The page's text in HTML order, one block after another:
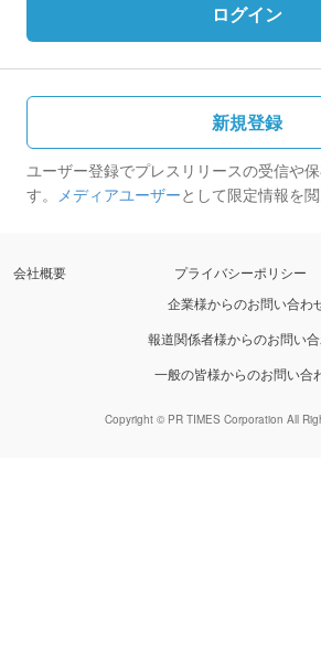
ログイン
新規登録
ユーザー登録でプレスリリースの受信や
す。 メディアユーザーとして限定情報を閲
会社概要 プライバシーポリシー
企業様からのお問い合わ
報道関係者様からのお問い
一般の皆様からのお問い合
Copyright © PR TIMES Corporation All